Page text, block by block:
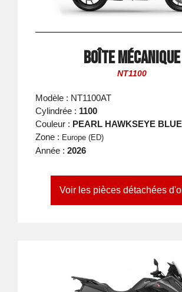
Boîte mécanique
NT1100
Modèle : NT1100AT
Cylindrée : 1100
Couleur : PEARL HAWKSEYE
Zone : Europe (ED)
Année : 2026
Voir les pièces détachées